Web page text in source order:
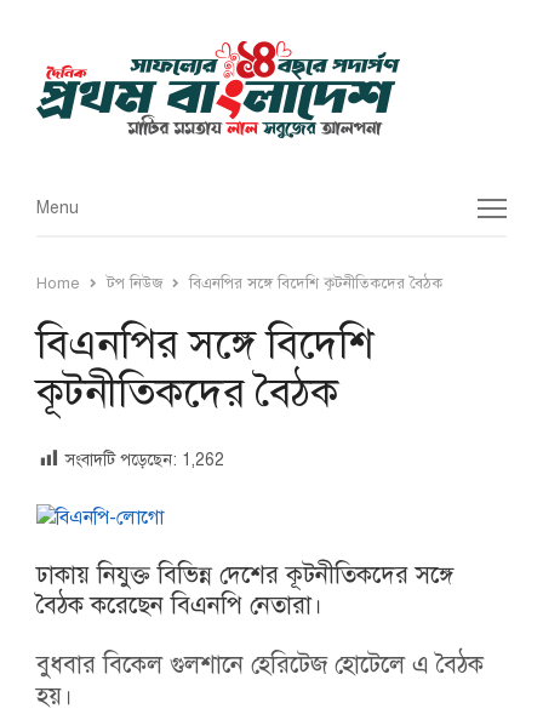
Menu
Menu
Home টপ নিউজ বিএনপির সঙ্গে বিদেশি কূটনীতিকদের বৈঠক
বিএনপির সঙ্গে বিদেশি
কূটনীতিকদের বৈঠক
সংবাদটি পড়েছেন: 1,262
ঢাকায় নিযুক্ত বিভিন্ন দেশের কূটনীতিকদের সঙ্গে
বৈঠক করেছেন বিএনপি নেতারা।
বুধবার বিকেল গুলশানে হেরিটেজ হোটেলে এ বৈঠক
হয়।